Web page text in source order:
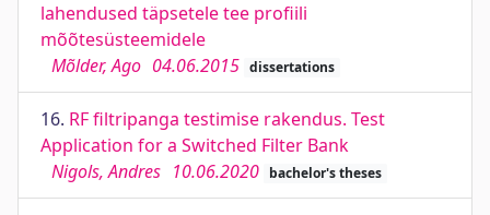
lahendused täpsetele tee profiili
mõõtesüsteemidele
Mõlder, Ago 04.06.2015 dissertations
16. RF filtripanga testimise rakendus. Test
Application for a Switched Filter Bank
Nigols, Andres 10.06.2020 bachelor's theses